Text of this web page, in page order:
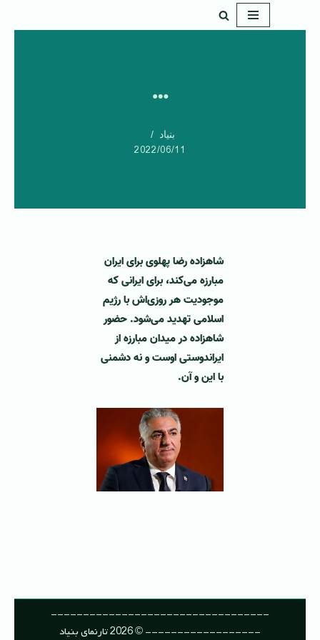
…
بنیاد
2022/06/11
شاهزاده رضا پهلوی برای ایران
مبارزه می‌کند، برای ایرانی که
موجودیت هر روزی‌اش با رژیم
اسلامی تهدید می‌شود. حضور
شاهزاده در میدان مبارزه از
ایراندوستی اوست و نه دشمنی
با این و آن.
----------------------------------
------------------ © 2026 تارنمای بنیاد